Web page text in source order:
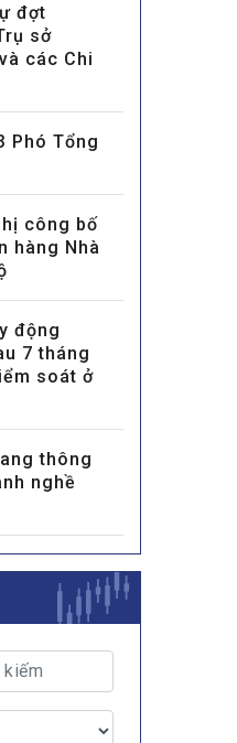
đợt
sở
các Chi
Phó Tổng
công bố
hàng Nhà
động
7 tháng
soát ở
thông
nghề